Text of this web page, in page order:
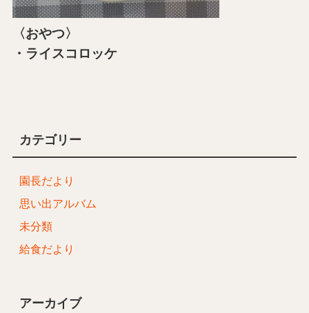
〈おやつ〉
・ライスコロッケ
カテゴリー
園長だより
思い出アルバム
未分類
給食だより
アーカイブ